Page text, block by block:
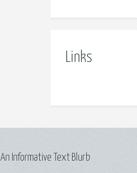
Links
An Informative Text Blurb